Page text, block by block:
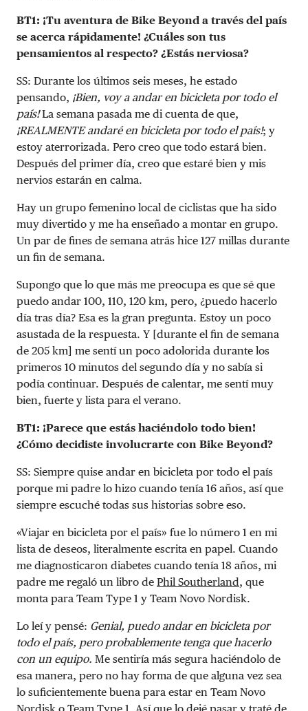
BT1: ¡Tu aventura de Bike Beyond a través del país
se acerca rápidamente! ¿Cuáles son tus
pensamientos al respecto? ¿Estás nerviosa?
SS: Durante los últimos seis meses, he estado
pensando, ¡Bien, voy a andar en bicicleta por todo el
país!La semana pasada me di cuenta de que,
¡REALMENTE andaré en bicicleta por todo el país!; y
estoy aterrorizada. Pero creo que todo estará bien.
Después del primer día, creo que estaré bien y mis
nervios estarán en calma.
Hay un grupo femenino local de ciclistas que ha sido
muy divertido y me ha enseñado a montar en grupo.
Un par de fines de semana atrás hice 127 millas durante
un fin de semana.
Supongo que lo que más me preocupa es que sé que
puedo andar 100, 110, 120 km, pero, ¿puedo hacerlo
día tras día? Esa es la gran pregunta. Estoy un poco
asustada de la respuesta. Y [durante el fin de semana
de 205 km] me sentí un poco adolorida durante los
primeros 10 minutos del segundo día y no sabía si
podía continuar. Después de calentar, me sentí muy
bien, fuerte y lista para el verano.
BT1: ¡Parece que estás haciéndolo todo bien!
¿Cómo decidiste involucrarte con Bike Beyond?
SS: Siempre quise andar en bicicleta por todo el país
porque mi padre lo hizo cuando tenía 16 años, así que
siempre escuché todas sus historias sobre eso.
«Viajar en bicicleta por el país» fue lo número 1 en mi
lista de deseos, literalmente escrita en papel. Cuando
me diagnosticaron diabetes cuando tenía 18 años, mi
padre me regaló un libro de Phil Southerland, que
monta para Team Type 1 y Team Novo Nordisk.
Lo leí y pensé: Genial, puedo andar en bicicleta por
todo el país, pero probablemente tenga que hacerlo
con un equipo. Me sentiría más segura haciéndolo de
esa manera, pero no hay forma de que alguna vez sea
lo suficientemente buena para estar en Team Novo